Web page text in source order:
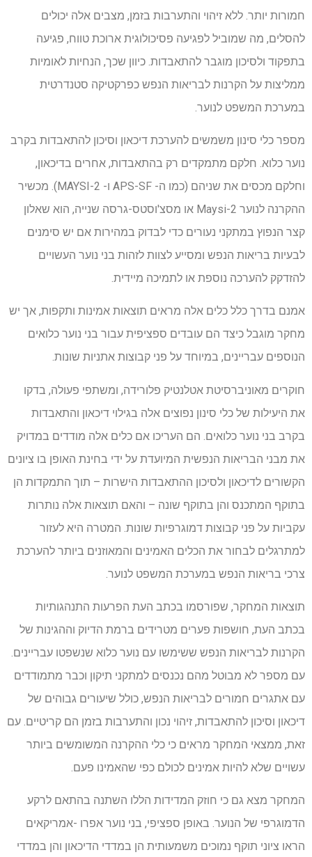
חמורות יותר. ללא זיהוי והתערבות בזמן, מצבים אלה יכולים
להסלים, מה שמוביל לפגיעה פסיכולוגית ארוכת טווח, פגיעה
בתפקוד ולסיכון מוגבר להתאבדות. כיוון שכך, הנחיות לאומיות
ממליצות על הקרנות לבריאות הנפש כפרקטיקה סטנדרטית
במערכת המשפט לנוער.
מספר כלי סינון משמשים להערכת דיכאון וסיכון להתאבדות בקרב
נוער כלוא. חלקם מתמקדים רק בהתאבדות, אחרים בדיכאון,
וחלקם מכסים את שניהם (כמו ה- APS-SF ו- MAYSI-2). מכשיר
ההקרנה לנוער Maysi-2 או מסצ'וסטס-גרסה שנייה, הוא שאלון
קצר הנפוץ במתקני נעורים כדי לבדוק במהירות אם יש סימנים
לבעיות בריאות הנפש ומסייע לצוות לזהות בני נוער העשויים
להזדקק להערכה נוספת או לתמיכה מיידית.
אמנם בדרך כלל כלים אלה מראים תוצאות אמינות ותקפות, אך יש
מחקר מוגבל כיצד הם עובדים ספציפית עבור בני נוער כלואים
הנוספים עבריינים, במיוחד על פני קבוצות אתניות שונות.
חוקרים מאוניברסיטת אטלנטיק פלורידה, ומשתפי פעולה, בדקו
את היעילות של כלי סינון נפוצים אלה בגילוי דיכאון והתאבדות
בקרב בני נוער כלואים. הם העריכו אם כלים אלה מודדים במדויק
את מבני הבריאות הנפשית המיועדת על ידי בחינת האופן בו ציונים
הקשורים לדיכאון ולסיכון ההתאבדות הישרות – תוך התמקדות הן
בתוקף המתכנס והן בתוקף שונה – והאם תוצאות אלה נותרות
עקביות על פני קבוצות דמוגרפיות שונות. המטרה היא לעזור
למתרגלים לבחור את הכלים האמינים והמאוזנים ביותר להערכת
צרכי בריאות הנפש במערכת המשפט לנוער.
תוצאות המחקר, שפורסמו בכתב העת הפרעות התנהגותיות
בכתב העת, חושפות פערים מטרידים ברמת הדיוק וההגינות של
הקרנות לבריאות הנפש ששימשו עם נוער כלוא שנשפטו עבריינים.
עם מספר לא מבוטל מהם נכנסים למתקני תיקון וכבר מתמודדים
עם אתגרים חמורים לבריאות הנפש, כולל שיעורים גבוהים של
דיכאון וסיכון להתאבדות, זיהוי נכון והתערבות בזמן הם קריטיים. עם
זאת, ממצאי המחקר מראים כי כלי ההקרנה המשומשים ביותר
עשויים שלא להיות אמינים לכולם כפי שהאמינו פעם.
המחקר מצא גם כי חוזק המדידות הללו השתנה בהתאם לרקע
הדמוגרפי של הנוער. באופן ספציפי, בני נוער אפרו -אמריקאים
הראו ציוני תוקף נמוכים משמעותית הן במדדי הדיכאון והן במדדי